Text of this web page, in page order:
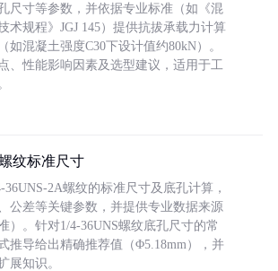
尺寸等参数，并依据专业标准（如《混
术规程》JGJ 145）提供抗拔承载力计算
如混凝土强度C30下设计值约80kN）。
、性能影响因素及选型建议，适用于工
纹标准尺寸
2A螺纹的标准尺寸及底孔计算，
公差等关键参数，并提供专业数据来源
）。针对1/4-36UNS螺纹底孔尺寸的常
推导给出精确推荐值（Φ5.18mm），并
展知识。